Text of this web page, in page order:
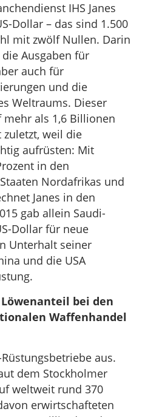
IHS Janes
Dollar – das sind 1.500
mit zwölf Nullen. Darin
Ausgaben für
auch für
und die
Weltraums. Dieser
mehr als 1,6 Billionen
zuletzt, weil die
aufrüsten: Mit
in den
Nordafrikas und
Janes in den
gab allein Saudi-
Dollar für neue
Unterhalt seiner
und die USA
bei den
Waffenhandel
aus.
dem Stockholmer
weltweit rund 370
erwirtschafteten